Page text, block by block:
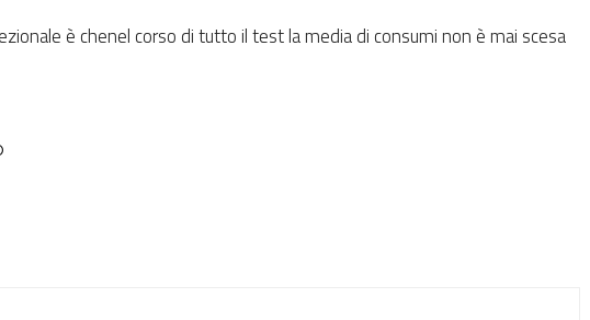
è chenel corso di tutto il test la media di consumi non è mai scesa